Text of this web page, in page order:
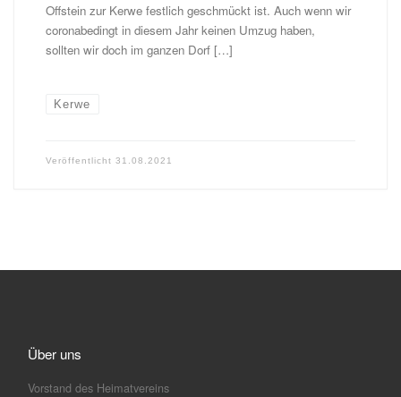
Offstein zur Kerwe festlich geschmückt ist. Auch wenn wir
coronabedingt in diesem Jahr keinen Umzug haben,
sollten wir doch im ganzen Dorf […]
Kerwe
Veröffentlicht 31.08.2021
Über uns
Vorstand des Heimatvereins